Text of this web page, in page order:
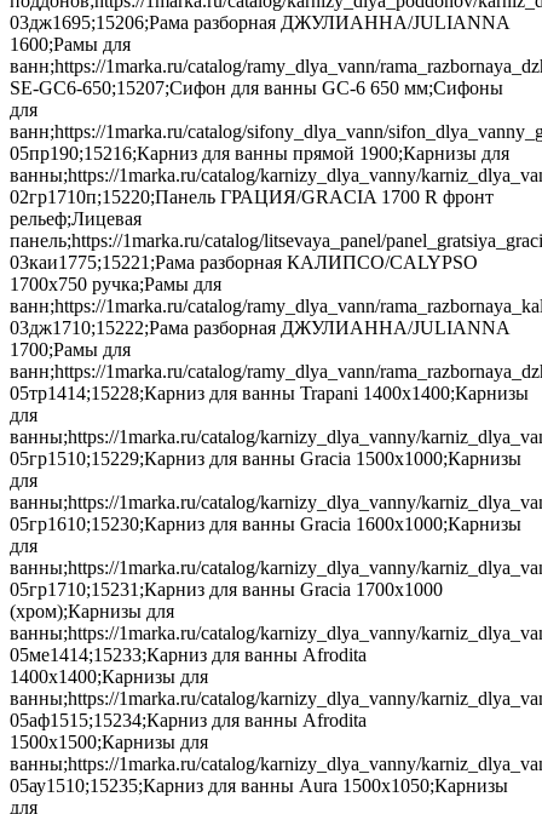
03дж1695;15206;Рама разборная ДЖУЛИАННА/JULIANNA
1600;Рамы для
ванн;https://1marka.ru/catalog/ramy_dlya_vann/
SE-GC6-650;15207;Сифон для ванны GC-6 650 мм;Сифоны
для
ванн;https://1marka.ru/catalog/sifony_dlya_vann/
05пр190;15216;Карниз для ванны прямой 1900;Карнизы для
ванны;https://1marka.ru/catalog/karnizy_dlya_vanny/
02гр1710п;15220;Панель ГРАЦИЯ/GRACIA 1700 R фронт
рельеф;Лицевая
панель;https://1marka.ru/catalog/litsevaya_panel/
03каи1775;15221;Рама разборная КАЛИПСО/CALYPSO
1700х750 ручка;Рамы для
ванн;https://1marka.ru/catalog/ramy_dlya_vann/
03дж1710;15222;Рама разборная ДЖУЛИАННА/JULIANNA
1700;Рамы для
ванн;https://1marka.ru/catalog/ramy_dlya_vann/
05тр1414;15228;Карниз для ванны Trapani 1400х1400;Карнизы
для
ванны;https://1marka.ru/catalog/karnizy_dlya_vanny/
05гр1510;15229;Карниз для ванны Gracia 1500х1000;Карнизы
для
ванны;https://1marka.ru/catalog/karnizy_dlya_vanny/
05гр1610;15230;Карниз для ванны Gracia 1600х1000;Карнизы
для
ванны;https://1marka.ru/catalog/karnizy_dlya_vanny/
05гр1710;15231;Карниз для ванны Gracia 1700х1000
(хром);Карнизы для
ванны;https://1marka.ru/catalog/karnizy_dlya_vanny/
05ме1414;15233;Карниз для ванны Afrodita
1400х1400;Карнизы для
ванны;https://1marka.ru/catalog/karnizy_dlya_vanny/
05аф1515;15234;Карниз для ванны Afrodita
1500х1500;Карнизы для
ванны;https://1marka.ru/catalog/karnizy_dlya_vanny/
05ау1510;15235;Карниз для ванны Aura 1500x1050;Карнизы
для